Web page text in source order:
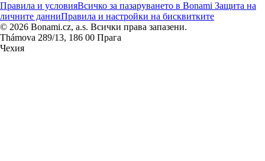
Правила и условияВсичко за пазаруването в Bonami Защита на
личните данниПравила и настройки на бисквитките
© 2026 Bonami.cz, a.s. Всички права запазени.
Thámova 289/13, 186 00 Прага
Чехия